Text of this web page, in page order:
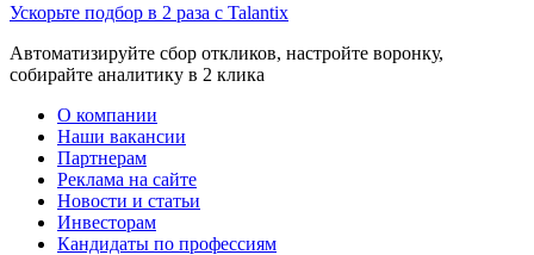
Ускорьте подбор в 2 раза с Talantix
Автоматизируйте сбор откликов, настройте воронку,
собирайте аналитику в 2 клика
О компании
Наши вакансии
Партнерам
Реклама на сайте
Новости и статьи
Инвесторам
Кандидаты по профессиям